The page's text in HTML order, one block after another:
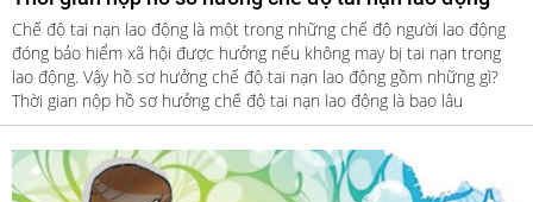
Chế độ tai nạn lao động là một trong những chế độ người lao động
đóng bảo hiểm xã hội được hưởng nếu không may bị tai nạn trong
lao động. Vậy hồ sơ hưởng chế độ tai nạn lao động gồm những gì?
Thời gian nộp hồ sơ hưởng chế độ tai nạn lao động là bao lâu